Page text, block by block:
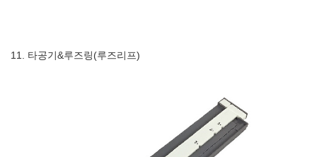
11. 타공기&루즈링(루즈리프)